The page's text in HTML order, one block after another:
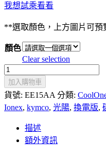
我想試乘看看
**選取顏色，上方圖片可預
顏色
Clear selection
酷
玩
CoolOne
[輕
加入購物車
貨號: EE15AA 分類:
Ionex, kymco, 光陽, 換電版,
描述
額外資訊